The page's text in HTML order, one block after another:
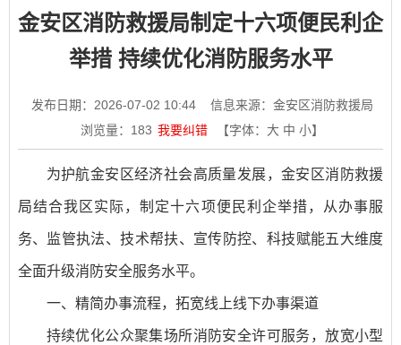
金安区消防救援局制定十六项便民利企
举措 持续优化消防服务水平
发布日期：2026-07-02 10:44
信息来源：金安区消防救援局
浏览量： 183 我要纠错 【字体： 大 中 小】
为护航金安区经济社会高质量发展，金安区消防救援
局结合我区实际，制定十六项便民利企举措，从办事服
务、监管执法、技术帮扶、宣传防控、科技赋能五大维度
全面升级消防安全服务水平。
一、精简办事流程，拓宽线上线下办事渠道
持续优化公众聚集场所消防安全许可服务，放宽小型